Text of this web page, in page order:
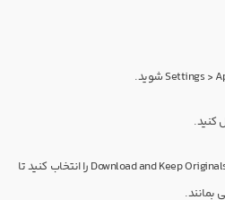
وقتی پیغام ظاهر شد، گزینه Download and Keep Originals را انتخاب کنید تا